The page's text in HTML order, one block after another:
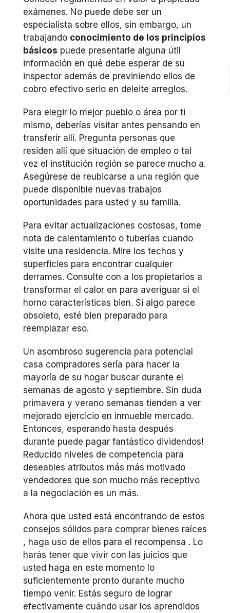
exámenes. No puede debe ser un
especialista sobre ellos, sin embargo, un
trabajando conocimiento de los principios
básicos puede presentarle alguna útil
información en qué debe esperar de su
inspector además de previniendo ellos de
cobro efectivo serio en deleite arreglos.
Para elegir lo mejor pueblo o área por ti
mismo, deberías visitar antes pensando en
transferir allí. Pregunta personas que
residen allí qué situación de empleo o tal
vez el institución región se parece mucho a.
Asegúrese de reubicarse a una región que
puede disponible nuevas trabajos
oportunidades para usted y su familia.
Para evitar actualizaciones costosas, tome
nota de calentamiento o tuberías cuando
visite una residencia. Mire los techos y
superficies para encontrar cualquier
derrames. Consulte con a los propietarios a
transformar el calor en para averiguar si el
horno características bien. Si algo parece
obsoleto, esté bien preparado para
reemplazar eso.
Un asombroso sugerencia para potencial
casa compradores sería para hacer la
mayoría de su hogar buscar durante el
semanas de agosto y septiembre. Sin duda
primavera y verano semanas tienden a ver
mejorado ejercicio en inmueble mercado.
Entonces, esperando hasta después
durante puede pagar fantástico dividendos!
Reducido niveles de competencia para
deseables atributos más más motivado
vendedores que son mucho más receptivo
a la negociación es un más.
Ahora que usted está encontrando de estos
consejos sólidos para comprar bienes raíces
, haga uso de ellos para el recompensa . Lo
harás tener que vivir con las juicios que
usted haga en este momento lo
suficientemente pronto durante mucho
tiempo venir. Estás seguro de lograr
efectivamente cuándo usar los aprendidos